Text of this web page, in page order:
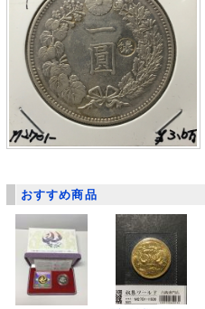
おすすめ商品